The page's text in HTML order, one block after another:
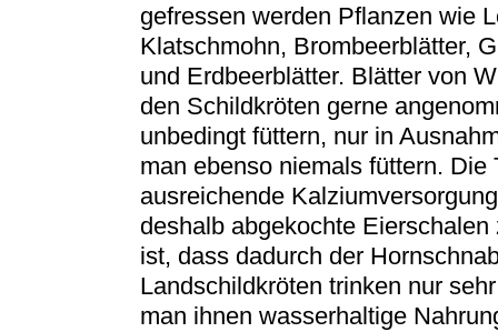
gefressen werden Pflanzen wie
Klatschmohn, Brombeerblätter,
und Erdbeerblätter. Blätter von
den Schildkröten gerne
unbedingt füttern, nur in
man ebenso niemals füttern.
ausreichende
deshalb abgekochte
ist, dass dadurch der
Landschildkröten trinken nur
man ihnen wasserhaltige